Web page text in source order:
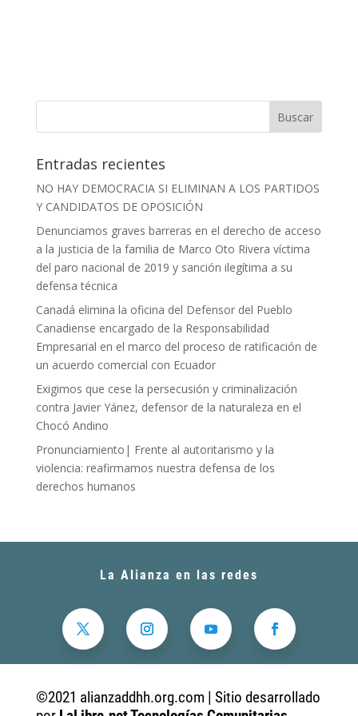
Entradas recientes
NO HAY DEMOCRACIA SI ELIMINAN A LOS PARTIDOS
Y CANDIDATOS DE OPOSICIÓN
Denunciamos graves barreras en el derecho de acceso
a la justicia de la familia de Marco Oto Rivera víctima
del paro nacional de 2019 y sanción ilegítima a su
defensa técnica
Canadá elimina la oficina del Defensor del Pueblo
Canadiense encargado de la Responsabilidad
Empresarial en el marco del proceso de ratificación de
un acuerdo comercial con Ecuador
Exigimos que cese la persecusión y criminalización
contra Javier Yánez, defensor de la naturaleza en el
Chocó Andino
Pronunciamiento| Frente al autoritarismo y la
violencia: reafirmamos nuestra defensa de los
derechos humanos
La Alianza en las redes
©2021 alianzaddhh.org.com | Sitio desarrollado